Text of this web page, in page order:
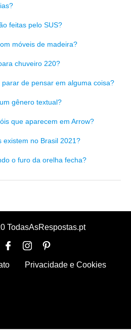
feitas pelo SUS?
móveis de madeira?
chuveiro 220?
de pensar em alguma coisa?
gênero textual?
que aparecem em Arrow?
existem no Brasil 2021?
o furo da orelha fecha?
TodasAsRespostas.pt
Privacidade e Cookies